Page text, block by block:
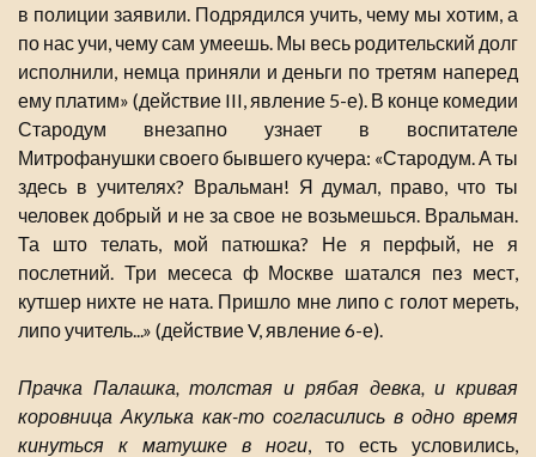
в полиции заявили. Подрядился учить, чему мы хотим, а
по нас учи, чему сам умеешь. Мы весь родительский долг
исполнили, немца приняли и деньги по третям наперед
ему платим» (действие III, явление 5-е). В конце комедии
Стародум внезапно узнает в воспитателе
Митрофанушки своего бывшего кучера: «Стародум. А ты
здесь в учителях? Вральман! Я думал, право, что ты
человек добрый и не за свое не возьмешься. Вральман.
Та што телать, мой патюшка? Не я перфый, не я
послетний. Три месеса ф Москве шатался пез мест,
кутшер нихте не ната. Пришло мне липо с голот мереть,
липо учитель...» (действие V, явление 6-е).
Прачка Палашка, толстая и рябая девка, и кривая
коровница Акулька как-то согласились в одно время
кинуться к матушке в ноги, то есть условились,